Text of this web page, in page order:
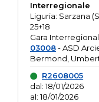
Interregionale
Liguria: Sarzana
25+18
Gara
03008- ASD
Bermond,
R2608005
dal: 18/01/2026
al: 18/01/2026